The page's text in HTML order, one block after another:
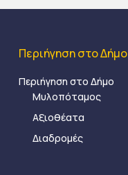
Περιήγηση στο Δήμο
Περιήγηση στο Δήμο
Μυλοπόταμος
Αξιοθέατα
Διαδρομές